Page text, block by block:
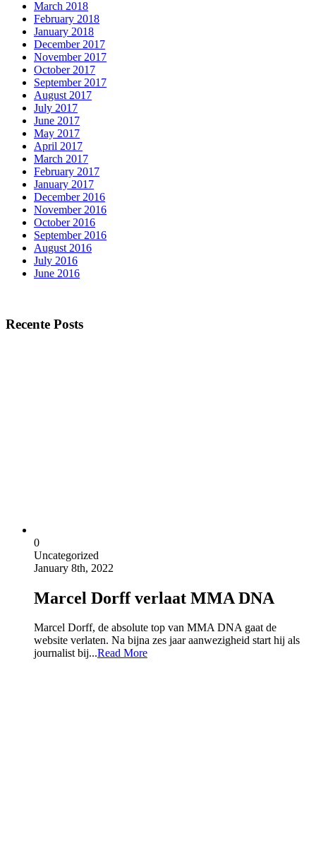
March 2018
February 2018
January 2018
December 2017
November 2017
October 2017
September 2017
August 2017
July 2017
June 2017
May 2017
April 2017
March 2017
February 2017
January 2017
December 2016
November 2016
October 2016
September 2016
August 2016
July 2016
June 2016
Recente Posts
0
Uncategorized
January 8th, 2022
Marcel Dorff verlaat MMA DNA
Marcel Dorff, de absolute top van MMA DNA gaat de
website verlaten. Na bijna zes jaar aanwezigheid start hij als
journalist bij...Read More